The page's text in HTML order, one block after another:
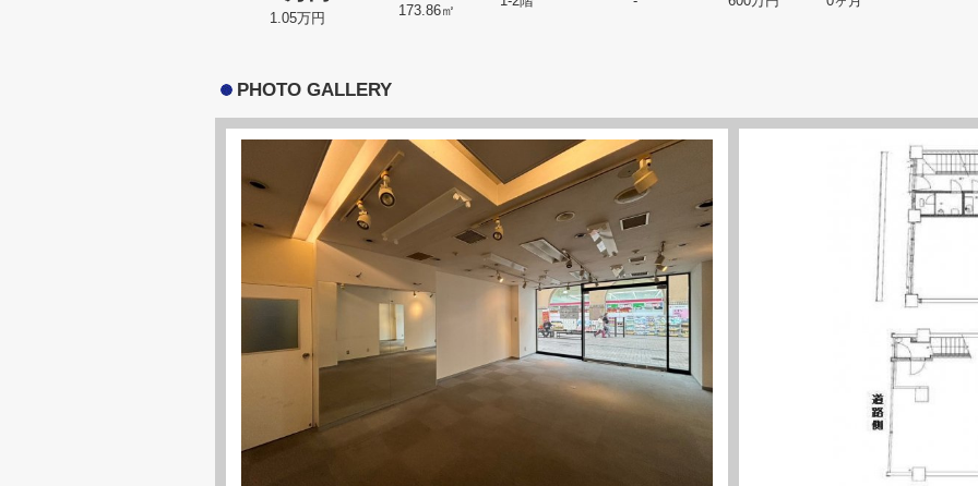
1.05万円
173.86㎡
PHOTO GALLERY